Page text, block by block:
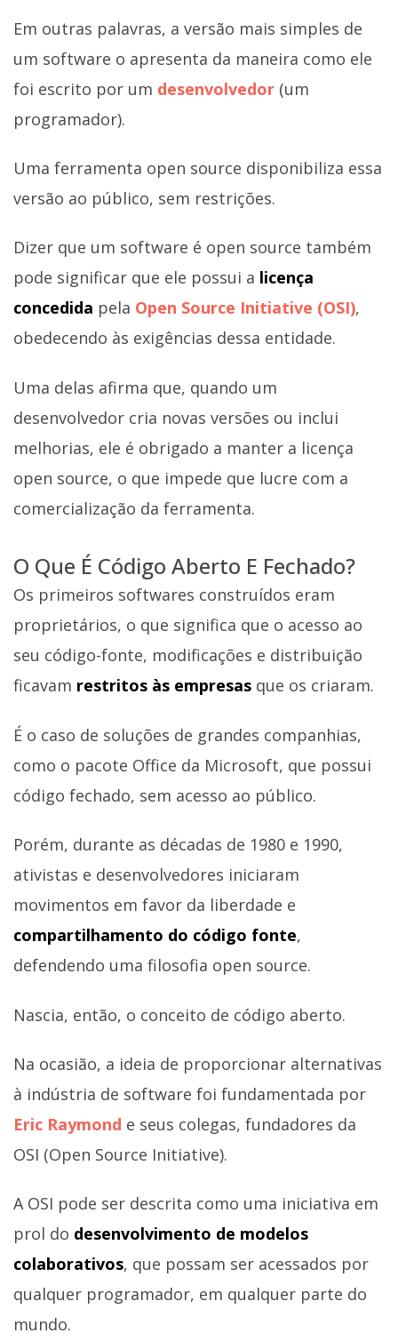
Em outras palavras, a versão mais simples de
um software o apresenta da maneira como ele
foi escrito por um desenvolvedor (um
programador).
Uma ferramenta open source disponibiliza essa
versão ao público, sem restrições.
Dizer que um software é open source também
pode significar que ele possui a licença
concedida pela Open Source Initiative (OSI),
obedecendo às exigências dessa entidade.
Uma delas afirma que, quando um
desenvolvedor cria novas versões ou inclui
melhorias, ele é obrigado a manter a licença
open source, o que impede que lucre com a
comercialização da ferramenta.
O Que É Código Aberto E Fechado?
Os primeiros softwares construídos eram
proprietários, o que significa que o acesso ao
seu código-fonte, modificações e distribuição
ficavam restritos às empresas que os criaram.
É o caso de soluções de grandes companhias,
como o pacote Office da Microsoft, que possui
código fechado, sem acesso ao público.
Porém, durante as décadas de 1980 e 1990,
ativistas e desenvolvedores iniciaram
movimentos em favor da liberdade e
compartilhamento do código fonte,
defendendo uma filosofia open source.
Nascia, então, o conceito de código aberto.
Na ocasião, a ideia de proporcionar alternativas
à indústria de software foi fundamentada por
Eric Raymond e seus colegas, fundadores da
OSI (Open Source Initiative).
A OSI pode ser descrita como uma iniciativa em
prol do desenvolvimento de modelos
colaborativos, que possam ser acessados por
qualquer programador, em qualquer parte do
mundo.